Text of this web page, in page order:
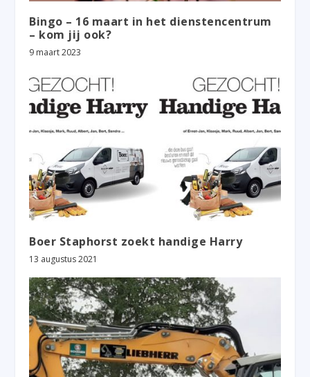
Bingo – 16 maart in het dienstencentrum
– kom jij ook?
9 maart 2023
Boer Staphorst zoekt handige Harry
13 augustus 2021